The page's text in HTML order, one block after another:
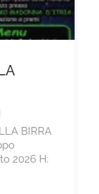
BIRRA
2026 H: